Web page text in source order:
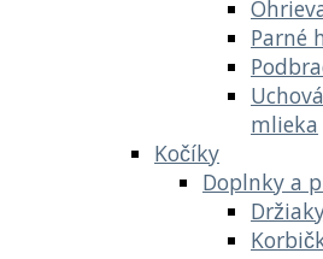
Parné
mlieka
Kočíky
Doplnky a